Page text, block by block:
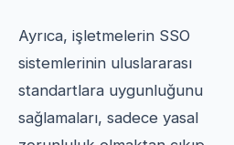
Ayrıca, işletmelerin SSO
sistemlerinin uluslararası
standartlara uygunluğunu
sağlamaları, sadece yasal